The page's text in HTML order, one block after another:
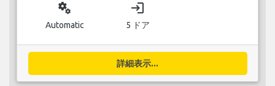
miscellaneous_services
Automatic
login
5 ドア
詳細表示...